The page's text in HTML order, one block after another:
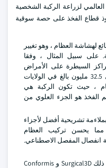
لزراعة الركبة الشخصية
قطاع الفخذ على حصة سوقية
لهشاشة العظام ، وهو تغيير
على سبيل المثال ، وفقا
السيطرة على الأمراض
والوقاية منها ، يعاني حوالي 32.5 مليون بالغ في الولايات
، حيث تكون الركبة هي
الفخذ هو الجزء العلوي من
تشريحية أفضل لأجزاء
مما يحسن تركيب العظام
انفصال المفصل الاصطناعي.
اللاعبون في الصناعة بما في ذلك Surgical3D و Conformis